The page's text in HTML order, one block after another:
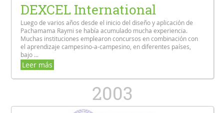
DEXCEL International
Luego de varios años desde el inicio del diseño y aplicación de
Pachamama Raymi se había acumulado mucha experiencia.
Muchas instituciones emplearon concursos en combinación con
el aprendizaje campesino-a-campesino, en diferentes países,
bajo ...
Leer más
2003